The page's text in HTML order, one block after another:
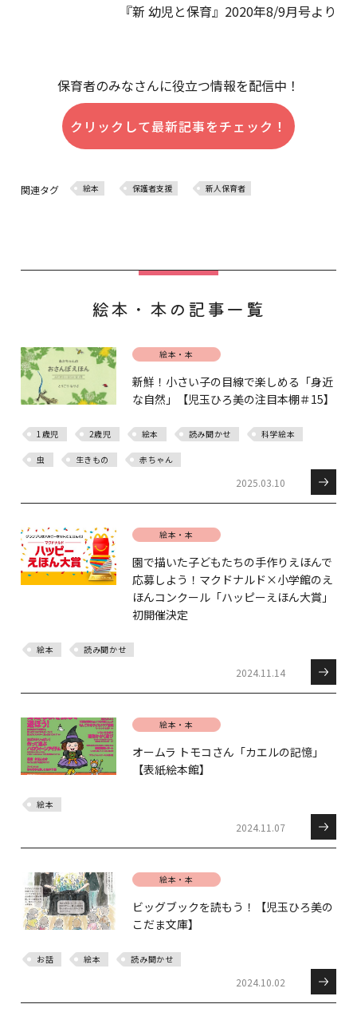
『新 幼児と保育』2020年8/9月号より
保育者のみなさんに役立つ情報を配信中！
クリックして最新記事をチェック！
関連タグ 絵本 保護者支援 新人保育者
絵本・本の記事一覧
絵本・本
新鮮！小さい子の目線で楽しめる「身近
な自然」【児玉ひろ美の注目本棚＃15】
1歳児 2歳児 絵本 読み聞かせ 科学絵本
虫 生きもの 赤ちゃん
2025.03.10
絵本・本
園で描いた子どもたちの手作りえほんで
応募しよう！マクドナルド×小学館のえ
ほんコンクール「ハッピーえほん大賞」
初開催決定
絵本 読み聞かせ
2024.11.14
絵本・本
オームラ トモコさん「カエルの記憶」
【表紙絵本館】
絵本
2024.11.07
絵本・本
ビッグブックを読もう！【児玉ひろ美の
こだま文庫】
お話 絵本 読み聞かせ
2024.10.02